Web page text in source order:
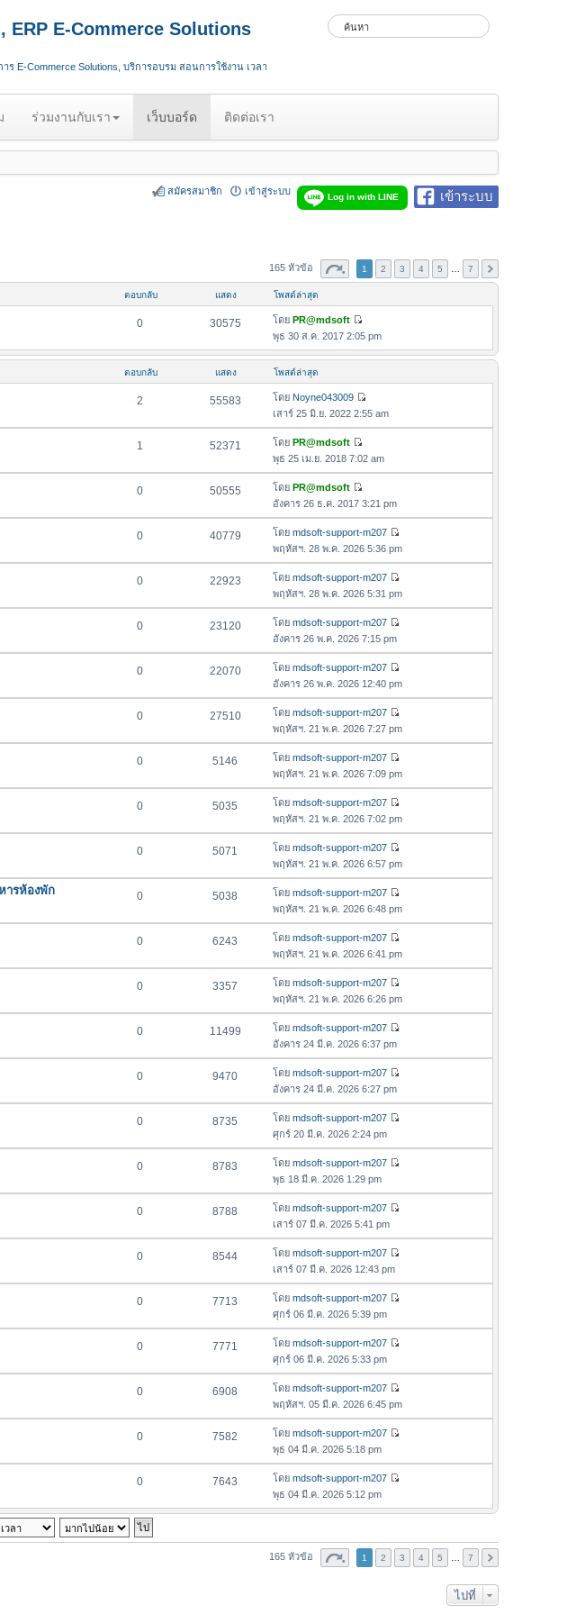
ERP E-Commerce Solutions
E-Commerce Solutions, บริการอบรม สอนการใช้งาน เวลา
ร่วมงานกับเรา เว็บบอร์ด ติดต่อเรา
เข้าระบบ
Log in with LINE
เข้าสู่ระบบ
สมัครสมาชิก
165 หัวข้อ 1 2 3 4 5 7
ตอบกลับ แสดง โพสต์ล่าสุด
0 30575 โดย PR@mdsoft
ดู
ข้
อ
ว
า
ม
า
สุ
พุธ 30 ส.ค. 2017 2:05 pm
ตอบกลับ แสดง โพสต์ล่าสุด
2 55583 โดย Noyne043009
ดู
ข้
ค
ว
ม
ล่
า
สุ
เสาร์ 25 มิ.ย. 2022 2:55 am
1 52371 โดย PR@mdsoft
ดู
ข้
ค
ว
า
ม
ล่
า
สุ
พุธ 25 เม.ย. 2018 7:02 am
0 50555 โดย PR@mdsoft
ดู
ข้
อ
ค
ว
า
ม
ล่
า
สุ
อังคาร 26 ธ.ค. 2017 3:21 pm
0 40779 โดย mdsoft-support-m207
ข้
ค
ว
ล่
สุ
พฤหัสฯ. 28 พ.ค. 2026 5:36 pm
0 22923 โดย mdsoft-support-m207
ข้
ว
ม
ล่
สุ
พฤหัสฯ. 28 พ.ค. 2026 5:31 pm
0 23120 โดย mdsoft-support-m207
ข้
ค
ว
ม
ล่
สุ
อังคาร 26 พ.ค. 2026 7:15 pm
0 22070 โดย mdsoft-support-m207
ข้
ค
ว
ม
ล่
สุ
อังคาร 26 พ.ค. 2026 12:40 pm
0 27510 โดย mdsoft-support-m207
ข้
ค
ว
ม
ล่
สุ
พฤหัสฯ. 21 พ.ค. 2026 7:27 pm
0 5146 โดย mdsoft-support-m207
ข้
ค
ว
ม
ล่
สุ
พฤหัสฯ. 21 พ.ค. 2026 7:09 pm
0 5035 โดย mdsoft-support-m207
ข้
ค
ว
ม
ล่
สุ
พฤหัสฯ. 21 พ.ค. 2026 7:02 pm
0 5071 โดย mdsoft-support-m207
ข้
ค
ว
ม
ล่
สุ
พฤหัสฯ. 21 พ.ค. 2026 6:57 pm
ารห้องพัก 0 5038 โดย mdsoft-support-m207
ข้
ค
ว
ม
ล่
พฤหัสฯ. 21 พ.ค. 2026 6:48 pm
0 6243 โดย mdsoft-support-m207
ข้
ค
ว
ล่
พฤหัสฯ. 21 พ.ค. 2026 6:41 pm
0 3357 โดย mdsoft-support-m207
ข้
ว
ล่
พฤหัสฯ. 21 พ.ค. 2026 6:26 pm
0 11499 โดย mdsoft-support-m207
ข้
ว
ล่
อังคาร 24 มี.ค. 2026 6:37 pm
0 9470 โดย mdsoft-support-m207
ข้
ว
ล่
อังคาร 24 มี.ค. 2026 6:27 pm
0 8735 โดย mdsoft-support-m207
ข้
ว
ล่
ศุกร์ 20 มี.ค. 2026 2:24 pm
0 8783 โดย mdsoft-support-m207
ข้
ว
ล่
พุธ 18 มี.ค. 2026 1:29 pm
0 8788 โดย mdsoft-support-m207
ข้
ว
ล่
เสาร์ 07 มี.ค. 2026 5:41 pm
0 8544 โดย mdsoft-support-m207
ข้
ว
ล่
สุ
เสาร์ 07 มี.ค. 2026 12:43 pm
0 7713 โดย mdsoft-support-m207
ข้
ว
ม
ล่
ศุกร์ 06 มี.ค. 2026 5:39 pm
0 7771 โดย mdsoft-support-m207
ข้
ค
ว
ล่
ด
ศุกร์ 06 มี.ค. 2026 5:33 pm
0 6908 โดย mdsoft-support-m207
ข้
ว
ล่
สุ
ด
พฤหัสฯ. 05 มี.ค. 2026 6:45 pm
0 7582 โดย mdsoft-support-m207
ข้
ว
ม
ล่
พุธ 04 มี.ค. 2026 5:18 pm
0 7643 โดย mdsoft-support-m207
ข้
ว
า
พุธ 04 มี.ค. 2026 5:12 pm
165 หัวข้อ 1 2 3 4 5 7
ไปที่